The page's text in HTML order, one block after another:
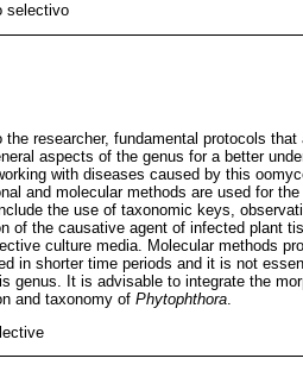
selectivo
researcher, fundamental protocols
aspects of the genus for a better
with diseases caused by this
and molecular methods are used for
the use of taxonomic keys,
of the causative agent of infected plant
culture media. Molecular methods
in shorter time periods and it is not
genus. It is advisable to integrate the
and taxonomy of Phytophthora